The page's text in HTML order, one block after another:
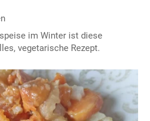
im Winter ist diese
vegetarische Rezept.